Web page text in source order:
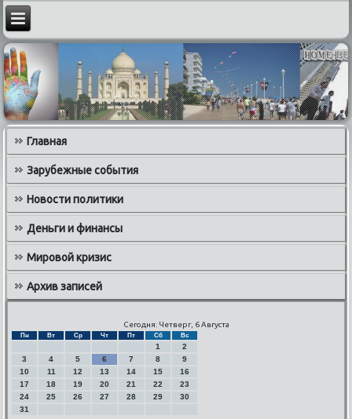
Главная
Зарубежные события
Новости политики
Деньги и финансы
Мировой кризис
Архив записей
Сегодня: Четверг, 6 Августа
Пн Вт Ср Чт Пт Сб Вс
1
2
3
4 5 6 7 8
9
10
11 12 13 14 15
16
17
18 19 20 21 22
23
24
25 26 27 28 29
30
31